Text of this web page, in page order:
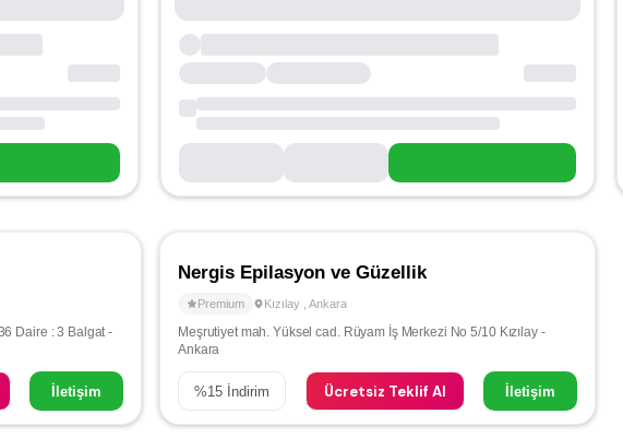
Daire : 3 Balgat -
İletişim
Nergis Epilasyon ve Güzellik
Premium Kızılay Ankara
Meşrutiyet mah. Yüksel cad. Rüyam İş Merkezi No 5/10 Kızılay -
Ankara
%15 İndirim Ücretsiz Teklif Al İletişim